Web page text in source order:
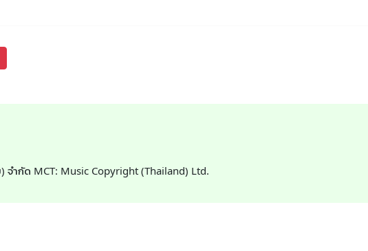
ำกัด MCT: Music Copyright (Thailand) Ltd.